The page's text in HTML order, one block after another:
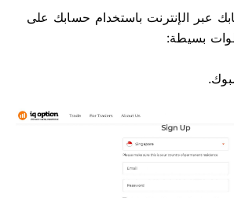
عبر الإنترنت باستخدام حسابك على
بسيطة: